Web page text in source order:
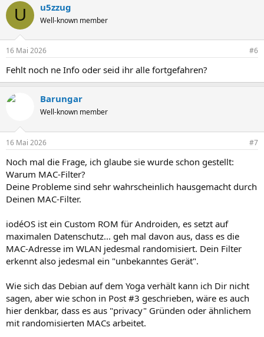
U u5zzug
Well-known member
16 Mai 2026 #6
Fehlt noch ne Info oder seid ihr alle fortgefahren?
Barungar
Well-known member
16 Mai 2026 #7
Noch mal die Frage, ich glaube sie wurde schon gestellt:
Warum MAC-Filter?
Deine Probleme sind sehr wahrscheinlich hausgemacht durch
Deinen MAC-Filter.
iodéOS ist ein Custom ROM für Androiden, es setzt auf
maximalen Datenschutz... geh mal davon aus, dass es die
MAC-Adresse im WLAN jedesmal randomisiert. Dein Filter
erkennt also jedesmal ein "unbekanntes Gerät".
Wie sich das Debian auf dem Yoga verhält kann ich Dir nicht
sagen, aber wie schon in Post #3 geschrieben, wäre es auch
hier denkbar, dass es aus "privacy" Gründen oder ähnlichem
mit randomisierten MACs arbeitet.